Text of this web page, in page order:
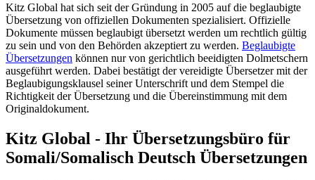
Kitz Global hat sich seit der Gründung in 2005 auf die beglaubigte
Übersetzung von offiziellen Dokumenten spezialisiert. Offizielle
Dokumente müssen beglaubigt übersetzt werden um rechtlich gültig
zu sein und von den Behörden akzeptiert zu werden. Beglaubigte
Übersetzungen können nur von gerichtlich beeidigten Dolmetschern
ausgeführt werden. Dabei bestätigt der vereidigte Übersetzer mit der
Beglaubigungsklausel seiner Unterschrift und dem Stempel die
Richtigkeit der Übersetzung und die Übereinstimmung mit dem
Originaldokument.
Kitz Global - Ihr Übersetzungsbüro für
Somali/Somalisch Deutsch Übersetzungen